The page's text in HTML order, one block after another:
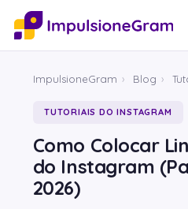
ImpulsioneGram › Blog ›
TUTORIAIS DO INSTAGRAM
Como Colocar
do Instagram
2026)